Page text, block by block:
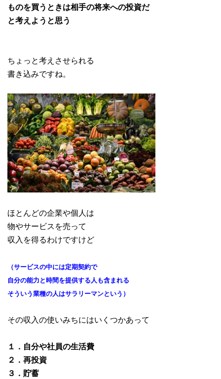
ものを買うときは相手の将来への投資だ
と考えようと思う
ちょっと考えさせられる
書き込みですね。
ほとんどの企業や個人は
物やサービスを売って
収入を得るわけですけど
（サービスの中には定期契約で
自分の能力と時間を提供する人も含まれる
そういう業種の人はサラリーマンという）
その収入の使いみちにはいくつかあって
１．自分や社員の生活費
２．再投資
３．貯蓄